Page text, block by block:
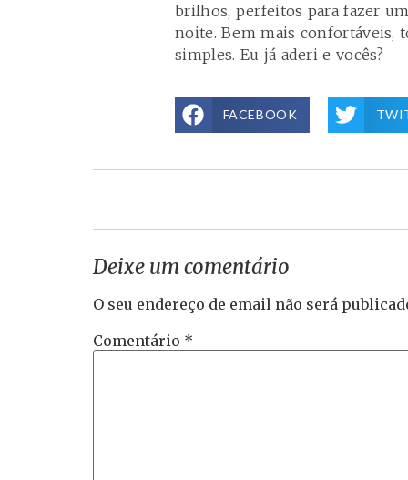
brilhos, perfeitos para fazer
noite. Bem mais confortáveis,
simples. Eu já aderi e vocês?
FACEBOOK
Deixe um comentário
O seu endereço de email não será
Comentário *